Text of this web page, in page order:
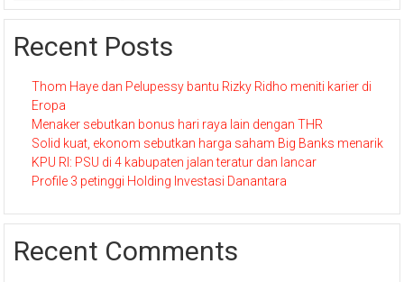
Recent Posts
Thom Haye dan Pelupessy bantu Rizky Ridho meniti karier di
Eropa
Menaker sebutkan bonus hari raya lain dengan THR
Solid kuat, ekonom sebutkan harga saham Big Banks menarik
KPU RI: PSU di 4 kabupaten jalan teratur dan lancar
Profile 3 petinggi Holding Investasi Danantara
Recent Comments